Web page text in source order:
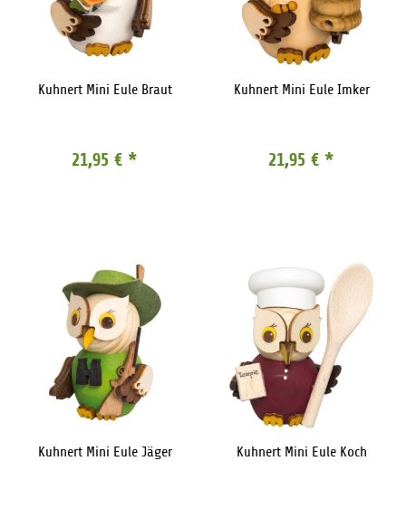
Kuhnert Mini Eule Braut
21,95 € *
Kuhnert Mini Eule Imker
21,95 € *
Kuhnert Mini Eule Jäger Kuhnert Mini Eule Koch